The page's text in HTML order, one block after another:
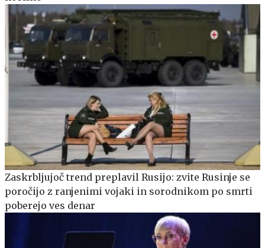
Zaskrbljujoč trend preplavil Rusijo: zvite Rusinje se
poročijo z ranjenimi vojaki in sorodnikom po smrti
poberejo ves denar